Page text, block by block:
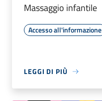
Massaggio infantile
Accesso all'informazione
LEGGI DI PIÙ